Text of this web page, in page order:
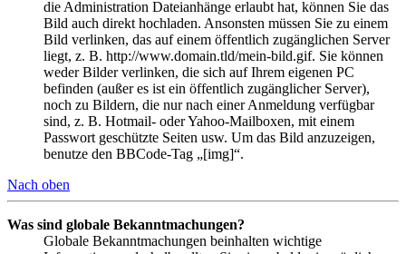
die Administration Dateianhänge erlaubt hat, können Sie das
Bild auch direkt hochladen. Ansonsten müssen Sie zu einem
Bild verlinken, das auf einem öffentlich zugänglichen Server
liegt, z. B. http://www.domain.tld/mein-bild.gif. Sie können
weder Bilder verlinken, die sich auf Ihrem eigenen PC
befinden (außer es ist ein öffentlich zugänglicher Server),
noch zu Bildern, die nur nach einer Anmeldung verfügbar
sind, z. B. Hotmail- oder Yahoo-Mailboxen, mit einem
Passwort geschützte Seiten usw. Um das Bild anzuzeigen,
benutze den BBCode-Tag „[img]“.
Nach oben
Was sind globale Bekanntmachungen?
Globale Bekanntmachungen beinhalten wichtige